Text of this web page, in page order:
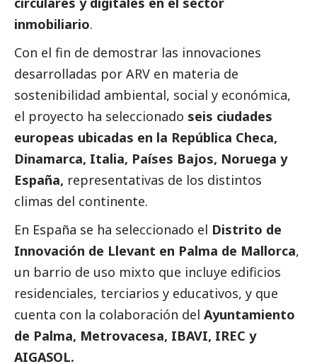
inmobiliario.
Con el fin de demostrar las innovaciones
desarrolladas por ARV en materia de
sostenibilidad ambiental, social y económica,
el proyecto ha seleccionado seis ciudades
europeas ubicadas en la República Checa,
Dinamarca, Italia, Países Bajos, Noruega y
España, representativas de los distintos
climas del continente.
En España se ha seleccionado el Distrito de
Innovación de Llevant en Palma de Mallorca,
un barrio de uso mixto que incluye edificios
residenciales, terciarios y educativos, y que
cuenta con la colaboración del Ayuntamiento
de Palma, Metrovacesa, IBAVI, IREC y
AIGASOL.